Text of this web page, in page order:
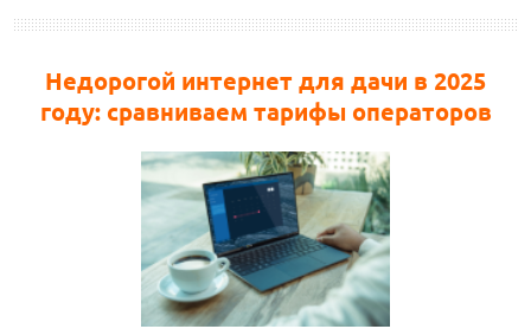
Недорогой интернет для дачи в 2025
году: сравниваем тарифы операторов